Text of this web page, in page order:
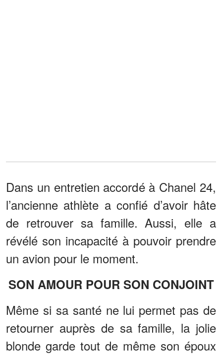
Dans un entretien accordé à Chanel 24,
l’ancienne athlète a confié d’avoir hâte
de retrouver sa famille. Aussi, elle a
révélé son incapacité à pouvoir prendre
un avion pour le moment.
SON AMOUR POUR SON CONJOINT
Même si sa santé ne lui permet pas de
retourner auprès de sa famille, la jolie
blonde garde tout de même son époux